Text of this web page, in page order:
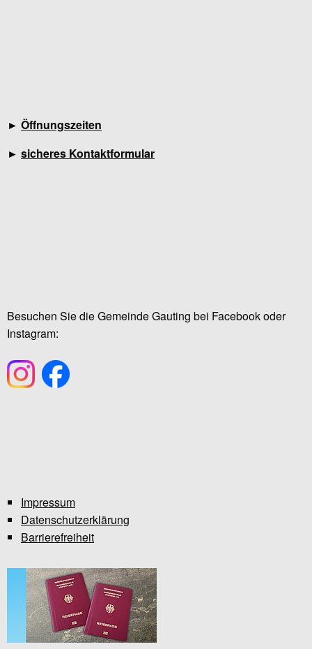
► Öffnungszeiten
► sicheres Kontaktformular
Besuchen Sie die Gemeinde Gauting bei Facebook oder
Instagram:
Impressum
Datenschutzerklärung
Barrierefreiheit